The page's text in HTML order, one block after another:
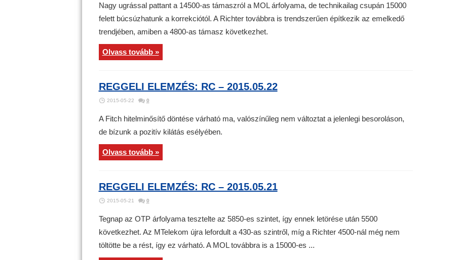
Nagy ugrással pattant a 14500-as támaszról a MOL árfolyama, de technikailag csupán 15000
felett búcsúzhatunk a korrekciótól. A Richter továbbra is trendszerűen építkezik az emelkedő
trendjében, amiben a 4800-as támasz következhet.
Olvass tovább »
REGGELI ELEMZÉS: RC – 2015.05.22
2015-05-22 0
A Fitch hitelminősítő döntése várható ma, valószínűleg nem változtat a jelenlegi besoroláson,
de bízunk a pozitív kilátás esélyében.
Olvass tovább »
REGGELI ELEMZÉS: RC – 2015.05.21
2015-05-21 0
Tegnap az OTP árfolyama tesztelte az 5850-es szintet, így ennek letörése után 5500
következhet. Az MTelekom újra lefordult a 430-as szintről, míg a Richter 4500-nál még nem
töltötte be a rést, így ez várható. A MOL továbbra is a 15000-es ...